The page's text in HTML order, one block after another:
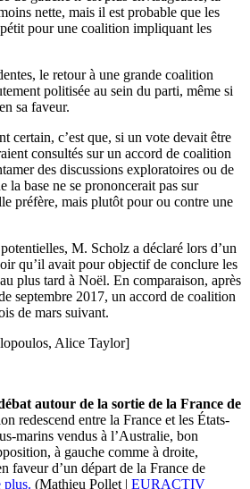
nette, mais il est probable que les
pour une coalition impliquant les
le retour à une grande coalition
politisée au sein du parti, même si
sa faveur.
certain, c’est que, si un vote devait être
consultés sur un accord de coalition
des discussions exploratoires ou de
la base ne se prononcerait pas sur
préfère, mais plutôt pour ou contre une
M. Scholz a déclaré lors d’un
qu’il avait pour objectif de conclure les
plus tard à Noël. En comparaison, après
septembre 2017, un accord de coalition
de mars suivant.
Alice Taylor]
autour de la sortie de la France de
redescend entre la France et les États-
marins vendus à l’Australie, bon
à gauche comme à droite,
faveur d’un départ de la France de
plus. (Mathieu Pollet | EURACTIV